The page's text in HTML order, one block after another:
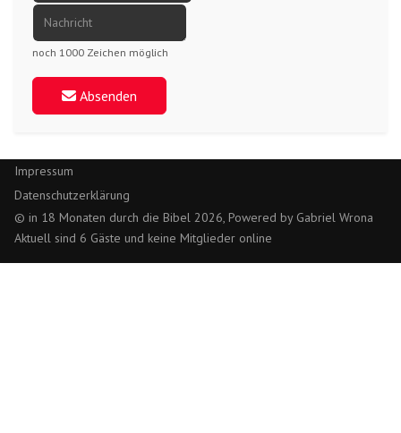
noch 1000 Zeichen möglich
Absenden
Impressum
Datenschutzerklärung
© in 18 Monaten durch die Bibel 2026, Powered by Gabriel Wrona
Aktuell sind 6 Gäste und keine Mitglieder online